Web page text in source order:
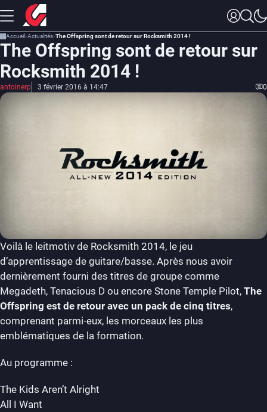
Accueil Actualités The Offspring sont de retour sur Rocksmith 2014 !
The Offspring sont de retour sur
Rocksmith 2014 !
antoinerp 3 février 2016 à 14:47 0
Voilà le leitmotiv de Rocksmith 2014, le jeu
d’apprentissage de guitare/basse. Après nous avoir
dernièrement fourni des titres de groupe comme
Megadeth, Tenacious D ou encore Stone Temple Pilot, The
Offspring est de retour avec un pack de cinq titres,
comprenant parmi-eux, les morceaux les plus
emblématiques de la formation.
Au programme :
The Kids Aren’t Alright
All I Want